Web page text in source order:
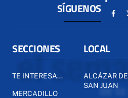
SÍGUENOS
SECCIONES
TE INTERESA...
MERCADILLO
LOCAL
ALCÁZAR DE
SAN JUAN